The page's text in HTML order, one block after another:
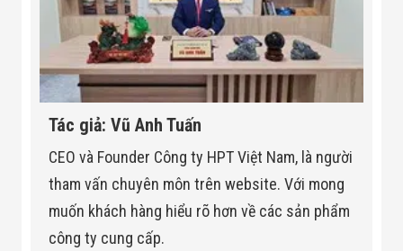
Tác giả: Vũ Anh Tuấn
CEO và Founder Công ty HPT Việt Nam, là người
tham vấn chuyên môn trên website. Với mong
muốn khách hàng hiểu rõ hơn về các sản phẩm
công ty cung cấp.